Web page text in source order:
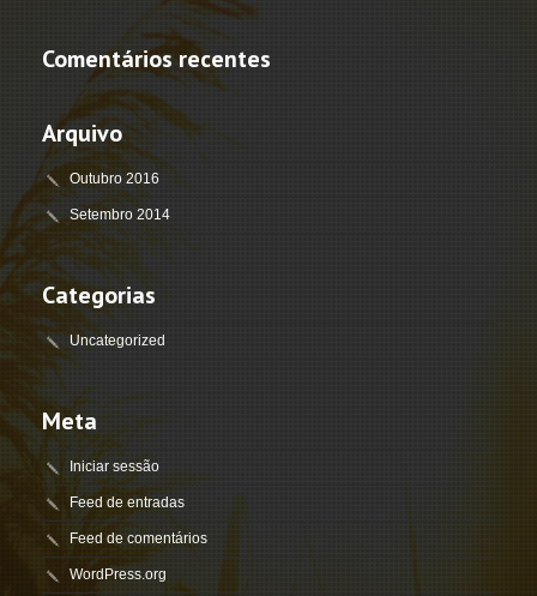
Comentários recentes
Arquivo
Outubro 2016
Setembro 2014
Categorias
Uncategorized
Meta
Iniciar sessão
Feed de entradas
Feed de comentários
WordPress.org